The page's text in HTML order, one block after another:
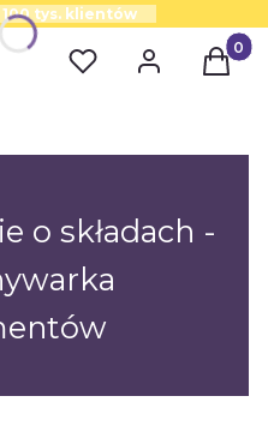
100 tys. klientów
o składach -